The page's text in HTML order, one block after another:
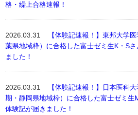
格・繰上合格速報！
2026.03.31
【体験記速報！】東邦大学
葉県地域枠）に合格した富士ゼミ生K・S
ました！
2026.03.31
【体験記速報！】日本医科
期・静岡県地域枠）に合格した富士ゼミ生
体験記が届きました！